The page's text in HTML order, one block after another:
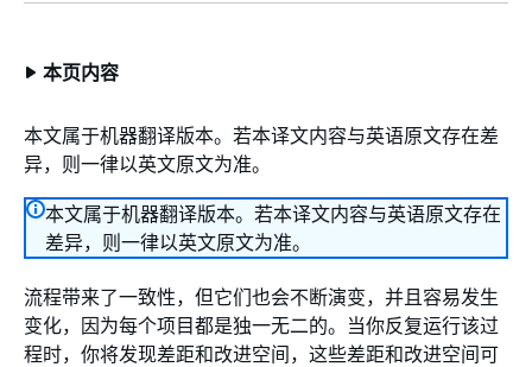
本页内容
本文属于机器翻译版本。若本译文内容与英语原文存在差
异，则一律以英文原文为准。
本文属于机器翻译版本。若本译文内容与英语原文存在
差异，则一律以英文原文为准。
流程带来了一致性，但它们也会不断演变，并且容易发生
变化，因为每个项目都是独一无二的。当你反复运行该过
程时，你将发现差距和改进空间，这些差距和改进空间可